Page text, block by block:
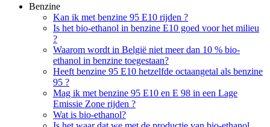
Benzine
Kan ik met benzine 95 E10 rijden ?
Is het bio-ethanol in benzine E10 goed voor het milieu
?
Waarom wordt in België niet meer dan 10 % bio-
ethanol in benzine toegestaan?
Heeft benzine 95 E10 hetzelfde octaangetal als benzine
95 ?
Mag ik met benzine 95 E10 en E 98 in een Lage
Emissie Zone rijden ?
Wat is bio-ethanol?